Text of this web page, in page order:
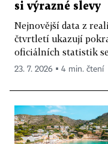
si výrazné slevy
Nejnovější data z
čtvrtletí ukazují
oficiálních statistik
23. 7. 2026 ▪ 4 min. čtení